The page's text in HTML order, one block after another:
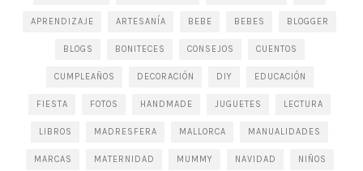
APRENDIZAJE ARTESANÍA BEBE BEBES BLOGGER
BLOGS BONITECES CONSEJOS CUENTOS
CUMPLEAÑOS DECORACIÓN DIY EDUCACIÓN
FIESTA FOTOS HANDMADE JUGUETES LECTURA
LIBROS MADRESFERA MALLORCA MANUALIDADES
MARCAS MATERNIDAD MUMMY NAVIDAD NIÑOS